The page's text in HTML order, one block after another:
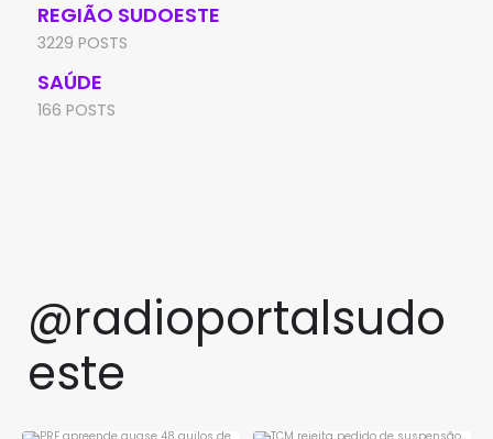
REGIÃO SUDOESTE
3229 POSTS
SAÚDE
166 POSTS
@radioportalsudo
este